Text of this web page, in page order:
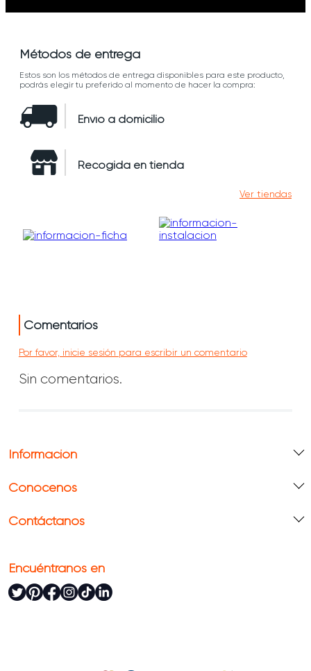
Métodos de entrega
Estos son los métodos de entrega disponibles para este producto,
podrás elegir tu preferido al momento de hacer la compra:
Envío a domicilio
Recogida en tienda
Ver tiendas
Comentarios
Por favor, inicie sesión para escribir un comentario
Sin comentarios.
Información
Conócenos
Contáctanos
Encuéntranos en